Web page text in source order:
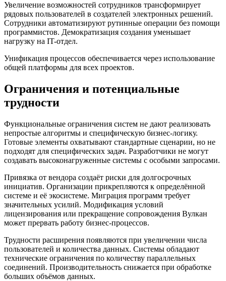
Увеличение возможностей сотрудников трансформирует
рядовых пользователей в создателей электронных решений.
Сотрудники автоматизируют рутинные операции без помощи
программистов. Демократизация создания уменьшает
нагрузку на IT-отдел.
Унификация процессов обеспечивается через использование
общей платформы для всех проектов.
Ограничения и потенциальные
трудности
Функциональные ограничения систем не дают реализовать
непростые алгоритмы и специфическую бизнес-логику.
Готовые элементы охватывают стандартные сценарии, но не
подходят для специфических задач. Разработчики не могут
создавать высоконагруженные системы с особыми запросами.
Привязка от вендора создаёт риски для долгосрочных
инициатив. Организации прикрепляются к определённой
системе и её экосистеме. Миграция программ требует
значительных усилий. Модификация условий
лицензирования или прекращение сопровождения Вулкан
может прервать работу бизнес-процессов.
Трудности расширения появляются при увеличении числа
пользователей и количества данных. Системы обладают
технические ограничения по количеству параллельных
соединений. Производительность снижается при обработке
больших объёмов данных.